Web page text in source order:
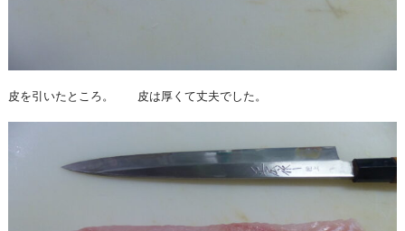
皮を引いたところ。 皮は厚くて丈夫でした。